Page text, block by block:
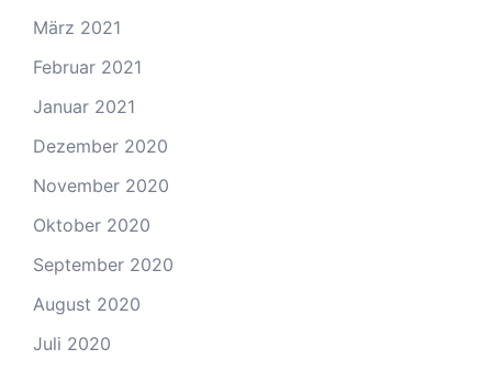
März 2021
Februar 2021
Januar 2021
Dezember 2020
November 2020
Oktober 2020
September 2020
August 2020
Juli 2020